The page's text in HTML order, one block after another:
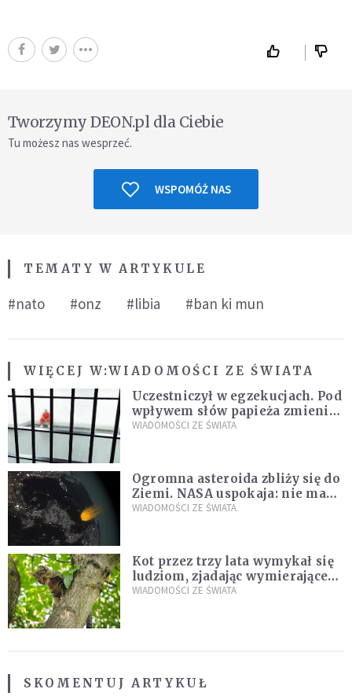
Tworzymy DEON.pl dla Ciebie
Tu możesz nas wesprzeć.
WSPOMÓŻ NAS
TEMATY W ARTYKULE
#nato #onz #libia #ban ki mun
WIĘCEJ W:WIADOMOŚCI ZE ŚWIATA
Uczestniczył w egzekucjach. Pod
wpływem słów papieża zmienił
zdanie
WIADOMOŚCI ZE ŚWIATA
Ogromna asteroida zbliży się do
Ziemi. NASA uspokaja: nie ma
zagrożenia
WIADOMOŚCI ZE ŚWIATA
Kot przez trzy lata wymykał się
ludziom, zjadając wymierające
kaczki. W końcu popełnił
WIADOMOŚCI ZE ŚWIATA
SKOMENTUJ ARTYKUŁ